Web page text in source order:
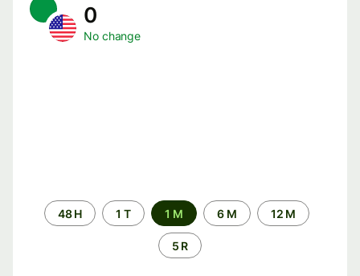
0
No change
Time
period
48 H 1 T 1 M 6 M 12 M
5 R